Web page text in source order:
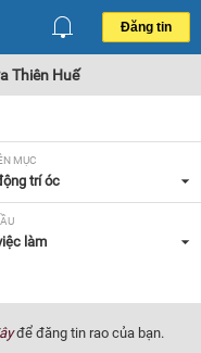
Đăng tin
Thiên Huế
MỤC
trí óc
làm
để đăng tin rao của bạn.